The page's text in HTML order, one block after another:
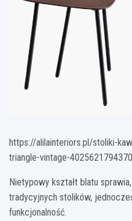
https://alilainteriors.pl/stoliki-
triangle-vintage-
Nietypowy kształt blatu
tradycyjnych stolików,
funkcjonalność.